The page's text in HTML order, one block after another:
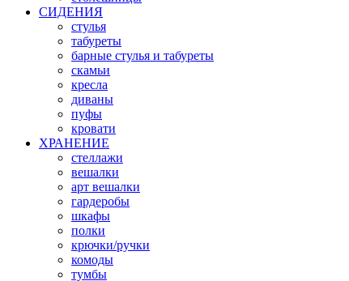
СИДЕНИЯ
стулья
табуреты
барные стулья и табуреты
скамьи
кресла
диваны
пуфы
кровати
ХРАНЕНИЕ
стеллажи
вешалки
арт вешалки
гардеробы
шкафы
полки
крючки/ручки
комоды
тумбы